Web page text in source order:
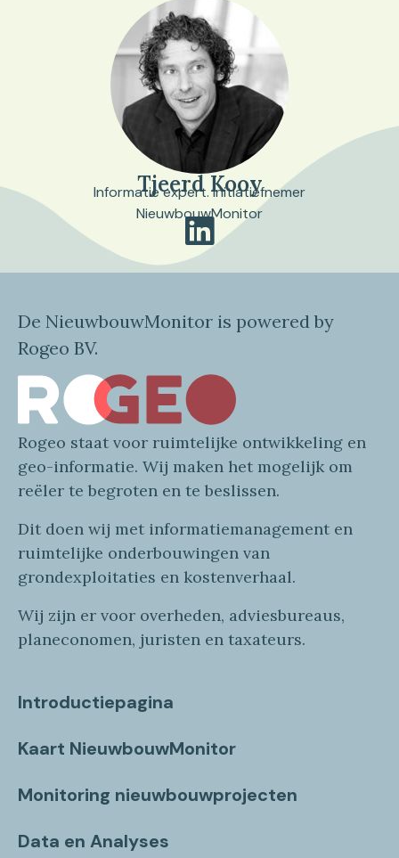
Tjeerd Kooy
Informatie expert. Initiatiefnemer
NieuwbouwMonitor
De NieuwbouwMonitor is powered by
Rogeo BV.
Rogeo staat voor ruimtelijke ontwikkeling en
geo-informatie. Wij maken het mogelijk om
reëler te begroten en te beslissen.
Dit doen wij met informatiemanagement en
ruimtelijke onderbouwingen van
grondexploitaties en kostenverhaal.
Wij zijn er voor overheden, adviesbureaus,
planeconomen, juristen en taxateurs.
Introductiepagina
Kaart NieuwbouwMonitor
Monitoring nieuwbouwprojecten
Data en Analyses